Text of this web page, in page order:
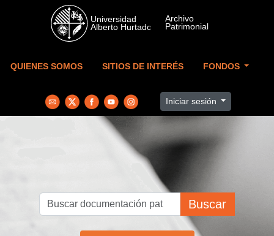
Skip to main content
QUIENES SOMOS SITIOS DE INTERÉS FONDOS
Iniciar sesión
Buscar